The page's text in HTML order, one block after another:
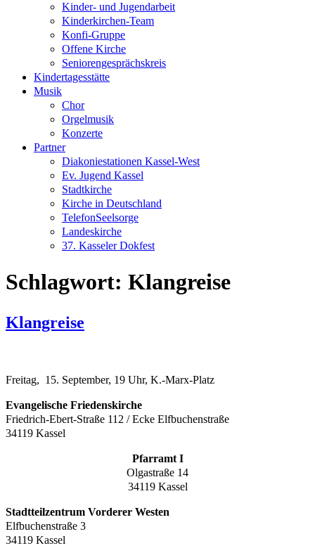
Kinder- und Jugendarbeit
Kinderkirchen-Team
Konfi-Gruppe
Offene Kirche
Seniorengesprächskreis
Kindertagesstätte
Musik
Chor
Orgelmusik
Konzerte
Partner
Diakoniestationen Kassel-West
Ev. Jugend Kassel
Stadtkirche
Kirche in Deutschland
TelefonSeelsorge
Landeskirche
37. Kasseler Dokfest
Schlagwort: Klangreise
Klangreise
Freitag, 15. September, 19 Uhr, K.-Marx-Platz
Evangelische Friedenskirche
Friedrich-Ebert-Straße 112 / Ecke Elfbuchenstraße
34119 Kassel
Pfarramt I
Olgastraße 14
34119 Kassel
Stadtteilzentrum Vorderer Westen
Elfbuchenstraße 3
34119 Kassel